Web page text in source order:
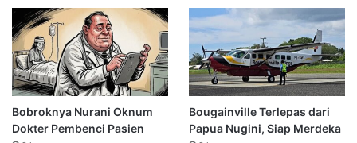
Bobroknya Nurani Oknum
Dokter Pembenci Pasien
Bougainville Terlepas dari
Papua Nugini, Siap Merdeka